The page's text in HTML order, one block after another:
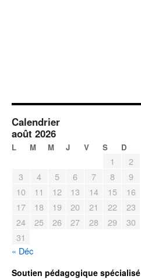
Calendrier
août 2026
L M M J V S D
1
2
3
4 5 6 7 8
9
10
11 12 13 14 15
16
17
18 19 20 21 22
23
24
25 26 27 28 29
30
31
« Déc
Soutien pédagogique spécialisé